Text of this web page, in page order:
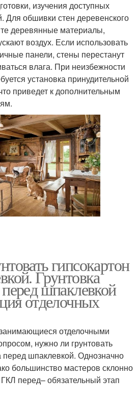
изучения доступных
Для обшивки стен деревенского
деревянные материалы,
воздух. Если использовать
панели, стены перестанут
влага. При неизбежности
установка принудительной
приведет к дополнительным
гипсокартон
Грунтовка
шпаклевкой
отделочных
отделочными
нужно ли грунтовать
перед шпаклевкой. Однозначно
большинство мастеров склонно
ГКЛ перед– обязательный этап